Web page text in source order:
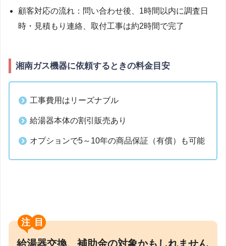
顧客対応の流れ：問い合わせ後、1時間以内に調査日
時・見積もり連絡、取付工事は約2時間で完了
湘南ガス機器に依頼するときの料金目安
工事費用はリーズナブル
給湯器本体の割引販売あり
オプションで5～10年の商品保証（有償）も可能
注目
給湯器交換、補助金の対象かもしれません